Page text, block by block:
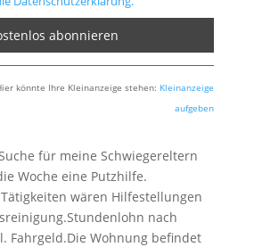
könnte Ihre Kleinanzeige stehen: Kleinanzeige
aufgeben
für meine Schwiegereltern
Woche eine Putzhilfe.
wären Hilfestellungen
nach
Fahrgeld.Die Wohnung befindet